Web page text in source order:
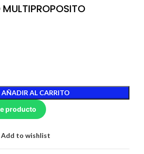
AÑADIR AL CARRITO
producto
Add to wishlist